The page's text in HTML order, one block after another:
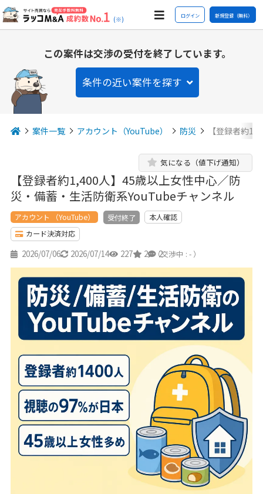
(※) ログイン 新規登録（無料）
この案件は交渉の受付を終了しています。
条件の近い案件を探す
案件一覧 アカウント（YouTube） 防災 【登録者約
【登録者約1,400人】45歳以上女性中心／防
災・備蓄・生活防衛系YouTubeチャンネル
気になる（値下げ通知）
アカウント （YouTube） 受付終了
本人確認
カード決済対応
2026/07/06 2026/07/14 227 2 2
（交渉中 : - ）